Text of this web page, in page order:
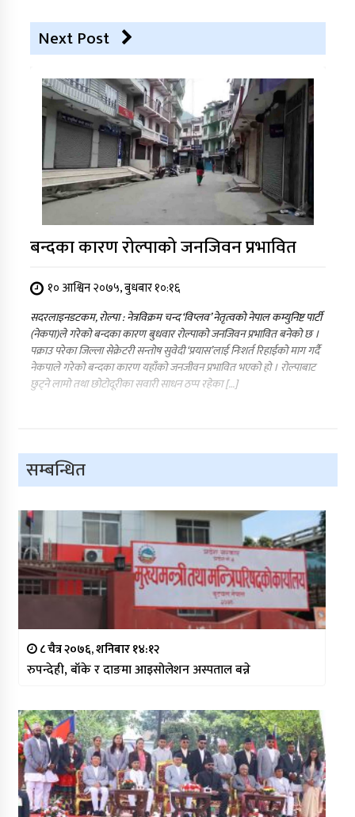
Next Post
बन्दका कारण रोल्पाको जनजिवन प्रभावित
१० आश्विन २०७५, बुधबार १०:१६
सदरलाइनडटकम, रोल्पा : नेत्रविक्रम चन्द ‘विप्लव’ नेतृत्वको नेपाल कम्युनिष्ट पार्टी
(नेकपा)ले गरेको बन्दका कारण बुधवार रोल्पाको जनजिवन प्रभावित बनेको छ ।
पक्राउ परेका जिल्ला सेक्रेटरी सन्तोष सुवेदी ‘प्रयास’लाई निःशर्त रिहाईको माग गर्दै
नेकपाले गरेको बन्दका कारण यहाँको जनजीवन प्रभावित भएको हो । रोल्पाबाट
छुट्ने लामो तथा छोटोदूरीका सवारी साधन ठप्प रहेका […]
सम्बन्धित
८ चैत्र २०७६, शनिबार १४:१२
रुपन्देही, बाँके र दाङमा आइसोलेशन अस्पताल बन्ने